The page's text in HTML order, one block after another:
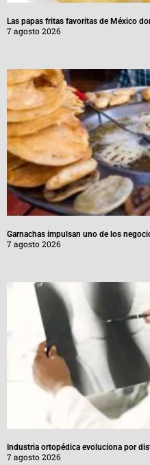
Las papas fritas favoritas de México
7 agosto 2026
Garnachas impulsan uno de los
7 agosto 2026
Industria ortopédica evoluciona por
7 agosto 2026